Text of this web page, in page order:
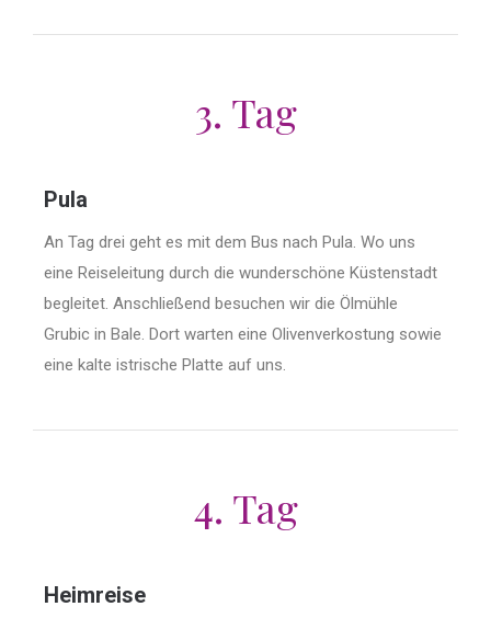
3. Tag
Pula
An Tag drei geht es mit dem Bus nach Pula. Wo uns
eine Reiseleitung durch die wunderschöne Küstenstadt
begleitet. Anschließend besuchen wir die Ölmühle
Grubic in Bale. Dort warten eine Olivenverkostung sowie
eine kalte istrische Platte auf uns.
4. Tag
Heimreise